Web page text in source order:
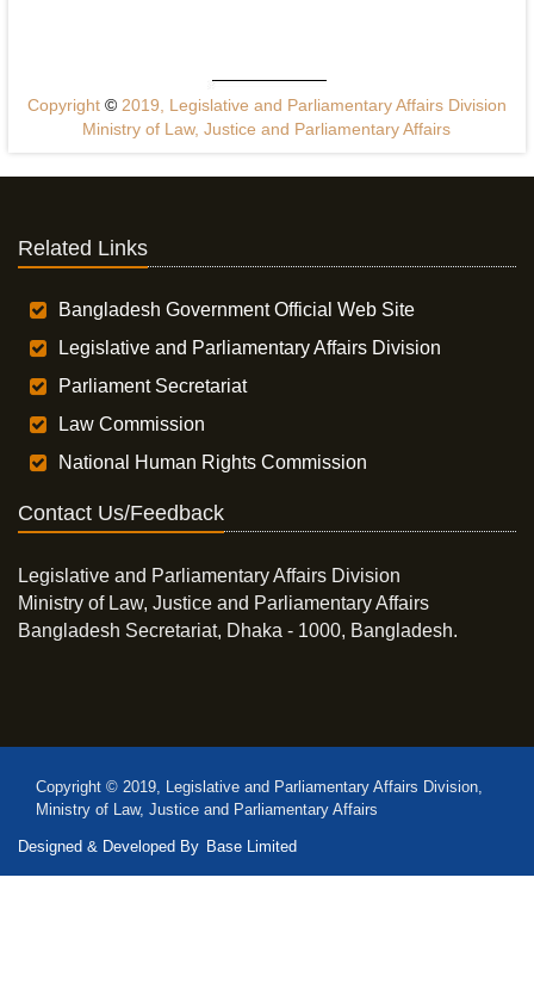
Copyright ©2019, Legislative and Parliamentary Affairs Division
Ministry of Law, Justice and Parliamentary Affairs
Related Links
Bangladesh Government Official Web Site
Legislative and Parliamentary Affairs Division
Parliament Secretariat
Law Commission
National Human Rights Commission
Contact Us/Feedback
Legislative and Parliamentary Affairs Division
Ministry of Law, Justice and Parliamentary Affairs
Bangladesh Secretariat, Dhaka - 1000, Bangladesh.
Copyright © 2019, Legislative and Parliamentary Affairs Division,
Ministry of Law, Justice and Parliamentary Affairs
Designed & Developed By Base Limited